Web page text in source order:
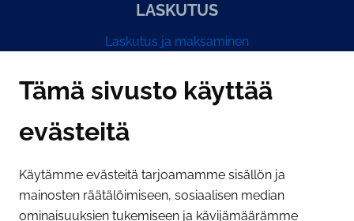
Tämä sivusto käyttää
evästeitä
Käytämme evästeitä tarjoamamme sisällön ja
mainosten räätälöimiseen, sosiaalisen median
ominaisuuksien tukemiseen ja kävijämäärämme
LASKUTUS
Laskutus ja maksaminen
PI­KA­LINK­KE­JÄ
Näytä evästeasetukseni
SOSIAALINEN MEDIA